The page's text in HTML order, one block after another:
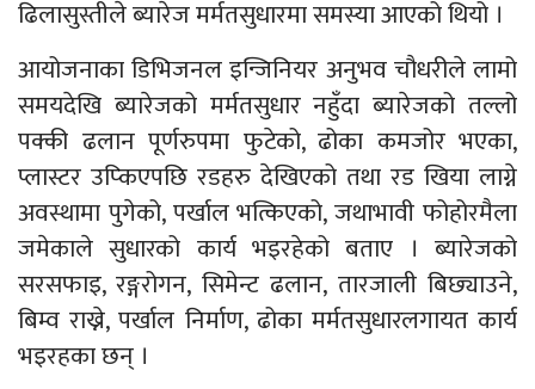
ढिलासुस्तीले ब्यारेज मर्मतसुधारमा समस्या आएको थियो ।
आयोजनाका डिभिजनल इन्जिनियर अनुभव चौधरीले लामो
समयदेखि ब्यारेजको मर्मतसुधार नहुँदा ब्यारेजको तल्लो
पक्की ढलान पूर्णरुपमा फुटेको, ढोका कमजोर भएका,
प्लास्टर उप्किएपछि रडहरु देखिएको तथा रड खिया लाग्ने
अवस्थामा पुगेको, पर्खाल भत्किएको, जथाभावी फोहोरमैला
जमेकाले सुधारको कार्य भइरहेको बताए । ब्यारेजको
सरसफाइ, रङ्गरोगन, सिमेन्ट ढलान, तारजाली बिछ्याउने,
बिम्व राख्ने, पर्खाल निर्माण, ढोका मर्मतसुधारलगायत कार्य
भइरहका छन् ।